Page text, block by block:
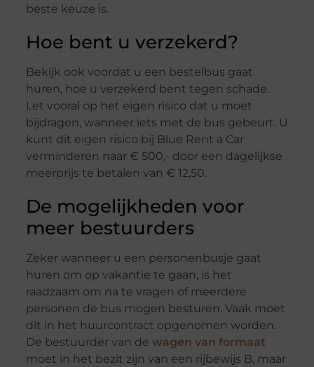
beste keuze is.
Hoe bent u verzekerd?
Bekijk ook voordat u een bestelbus gaat
huren, hoe u verzekerd bent tegen schade.
Let vooral op het eigen risico dat u moet
bijdragen, wanneer iets met de bus gebeurt. U
kunt dit eigen risico bij Blue Rent a Car
verminderen naar € 500,- door een dagelijkse
meerprijs te betalen van € 12,50.
De mogelijkheden voor
meer bestuurders
Zeker wanneer u een personenbusje gaat
huren om op vakantie te gaan, is het
raadzaam om na te vragen of meerdere
personen de bus mogen besturen. Vaak moet
dit in het huurcontract opgenomen worden.
De bestuurder van de wagen van formaat
moet in het bezit zijn van een rijbewijs B, maar